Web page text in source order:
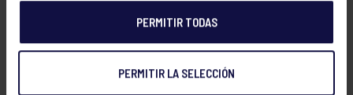
PERMITIR TODAS
PERMITIR LA SELECCIÓN
Nuestro deportista ha disfrutado mucho en esta